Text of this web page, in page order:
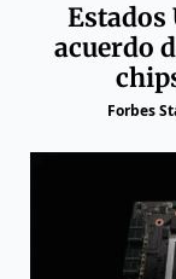
acuerdo
Forbes